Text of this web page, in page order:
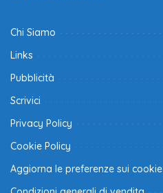
Chi Siamo
Links
Pubblicità
Scrivici
Privacy Policy
Cookie Policy
Aggiorna le preferenze sui cookie